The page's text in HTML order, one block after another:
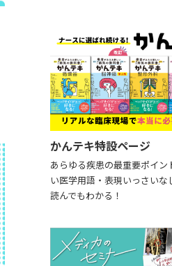
かんテキ特設ページ
あらゆる疾患の最重要ポイ
い医学用語・表現いっさい
読んでもわかる！